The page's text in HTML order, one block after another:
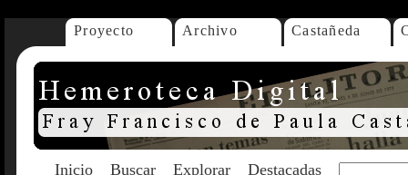
Proyecto Archivo Castañeda
Inicio Buscar Explorar Destacadas